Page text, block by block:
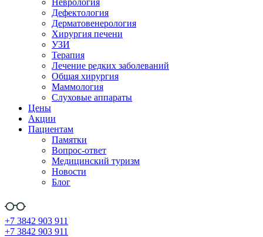
Неврология
Дефектология
Дерматовенерология
Хирургия печени
УЗИ
Терапия
Лечение редких заболеваний
Общая хирургия
Маммология
Слуховые аппараты
Цены
Акции
Пациентам
Памятки
Вопрос-ответ
Медицинский туризм
Новости
Блог
+7 3842 903 911
+7 3842 903 911